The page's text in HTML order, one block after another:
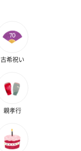
古希祝い
親孝行